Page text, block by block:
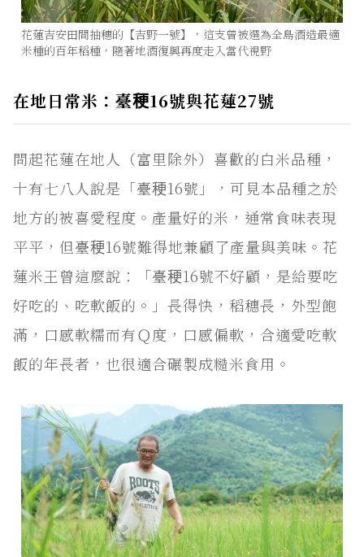
花蓮吉安田間抽穗的【吉野一號】，這支曾被選為全島酒造最適
米種的百年稻種，隨著地酒復興再度走入當代視野
在地日常米：臺稉16號與花蓮27號
問起花蓮在地人（富里除外）喜歡的白米品種，
十有七八人說是「臺稉16號」，可見本品種之於
地方的被喜愛程度。產量好的米，通常食味表現
平平，但臺稉16號難得地兼顧了產量與美味。花
蓮米王曾這麼說：「臺稉16號不好顧，是給要吃
好吃的、吃軟飯的。」長得快，稻穗長，外型飽
滿，口感軟糯而有Ｑ度，口感偏軟，合適愛吃軟
飯的年長者，也很適合碾製成糙米食用。